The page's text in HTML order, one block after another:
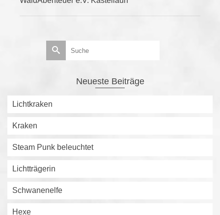
Suche
nach:
Neueste Beiträge
Lichtkraken
Kraken
Steam Punk beleuchtet
Lichtträgerin
Schwanenelfe
Hexe